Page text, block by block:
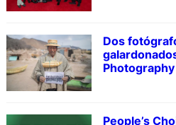
Dos
People’s